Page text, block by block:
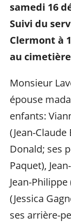
samedi 16
Suivi du
Clermont à
au
Monsieur
épouse
enfants:
(Jean-Claude
Donald; ses
Paquet),
Jean-
(Jessica
ses arrière-